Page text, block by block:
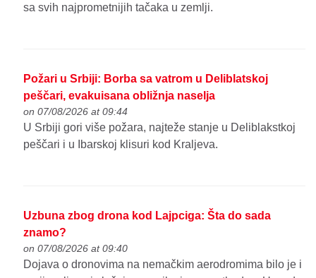
sa svih najprometnijih tačaka u zemlji.
Požari u Srbiji: Borba sa vatrom u Deliblatskoj
peščari, evakuisana obližnja naselja
on 07/08/2026 at 09:44
U Srbiji gori više požara, najteže stanje u Deliblakstkoj
peščari i u Ibarskoj klisuri kod Kraljeva.
Uzbuna zbog drona kod Lajpciga: Šta do sada
znamo?
on 07/08/2026 at 09:40
Dojava o dronovima na nemačkim aerodromima bilo je i